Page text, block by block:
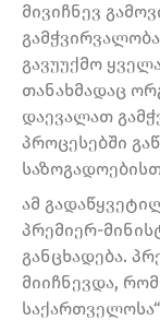
მივიჩნევ
გავუუქმო
თანახმადაც
დაევალათ
პროცესებში
ამ
პრემიერ-
განცხადება.
მიიჩნევდა,